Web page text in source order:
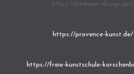
https://interieur-design.art/
https://provence-kunst.de/
https://freie-kunstschule-